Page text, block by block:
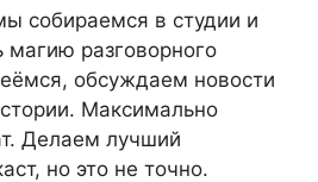
собираемся в студии и
магию разговорного
обсуждаем новости
Максимально
Делаем лучший
но это не точно.